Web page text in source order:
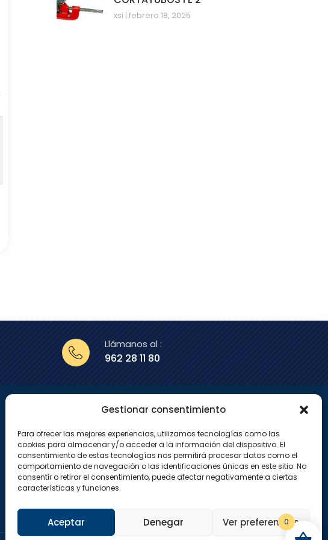
Gestionar consentimiento
Para ofrecer las mejores experiencias, utilizamos tecnologías como las
cookies para almacenar y/o acceder a la información del dispositivo. El
consentimiento de estas tecnologías nos permitirá procesar datos como el
comportamiento de navegación o las identificaciones únicas en este sitio. No
consentir o retirar el consentimiento, puede afectar negativamente a ciertas
características y funciones.
Aceptar Denegar Ver preferencias
xsi febrero 18, 2025
Llámanos al :
962 28 11 80
F
a
c
e
b
o
o
-
X
-
t
w
i
t
t
r
I
n
s
t
a
g
r
m
0